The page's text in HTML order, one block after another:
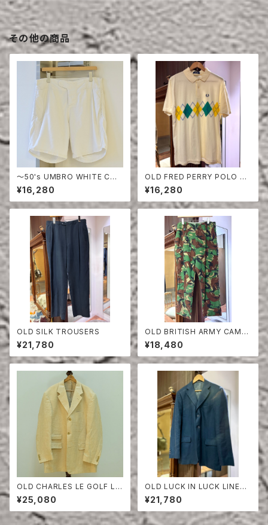
その他の商品
〜50's UMBRO WHITE COT
TON SHORTS
¥16,280
OLD FRED PERRY POLO SH
IRT
¥16,280
OLD SILK TROUSERS
¥21,780
OLD BRITISH ARMY CAMO
UFLAGE TROUSERS
¥18,480
OLD CHARLES LE GOLF LI
NEN HERRINGBONE TAILO
RED JACKET
¥25,080
OLD LUCK IN LUCK LINEN
TAILORED JACKET
¥21,780